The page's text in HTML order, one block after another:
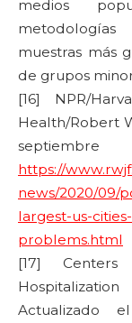
medios
muestras más
de grupos
[16] NPR/
Health/Robert
https://
news/2020/09/
largest-us-
problems.html
[17] Centers
Actualizado